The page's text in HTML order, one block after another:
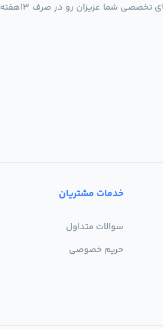
مجموعه
خدمات مشتریان
سوالات متداول
حریم خصوصی